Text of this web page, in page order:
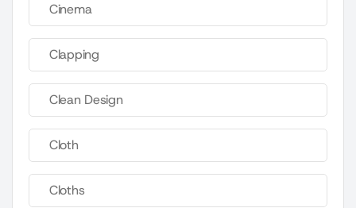
Cinema
Clapping
Clean Design
Cloth
Cloths